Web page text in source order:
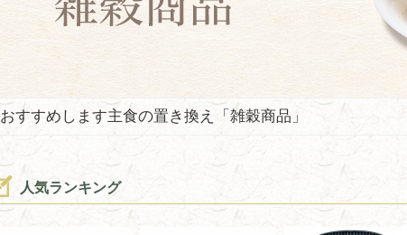
おすすめします主食の置き換え「雑穀商品」
人気ランキング